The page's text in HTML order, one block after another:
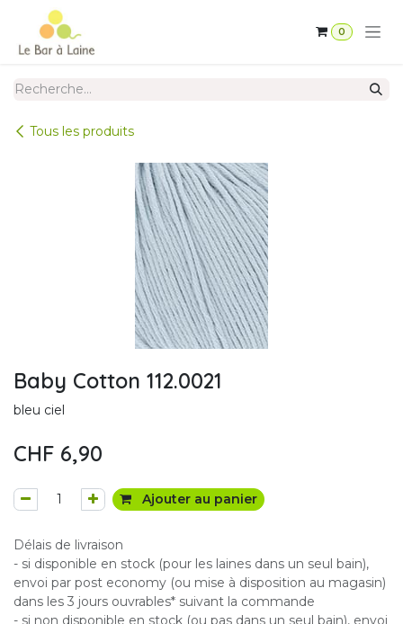
Se rendre au contenu
0
Tous les produits
Baby Cotton 112.0021
bleu ciel
CHF 6,90
Ajouter au panier
Délais de livraison
- si disponible en stock (pour les laines dans un seul bain),
envoi par post economy (ou mise à disposition au magasin)
dans les 3 jours ouvrables* suivant la commande
- si non disponible en stock (ou pas dans un seul bain), envoi